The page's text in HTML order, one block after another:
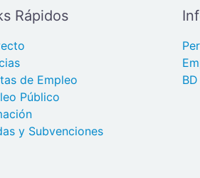
Rápidos
de Empleo
Público
y Subvenciones